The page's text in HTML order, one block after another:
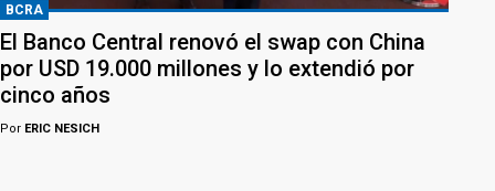
BCRA
El Banco Central renovó el swap con China
por USD 19.000 millones y lo extendió por
cinco años
Por ERIC NESICH